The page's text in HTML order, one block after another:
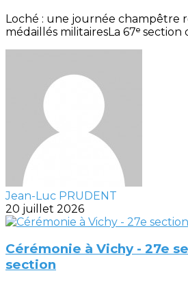
Loché : une journée champêtre
médaillés militairesLa 67ᵉ section
Jean-Luc PRUDENT
20 juillet 2026
Cérémonie à Vichy - 27e
section